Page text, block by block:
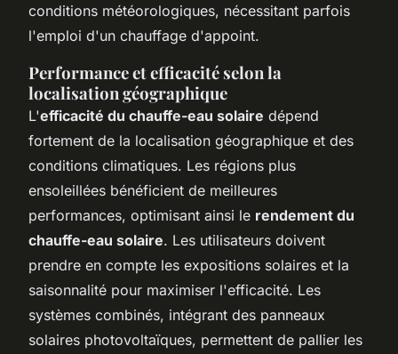
conditions météorologiques, nécessitant parfois
l'emploi d'un chauffage d'appoint.
Performance et efficacité selon la
localisation géographique
L'efficacité du chauffe-eau solaire dépend
fortement de la localisation géographique et des
conditions climatiques. Les régions plus
ensoleillées bénéficient de meilleures
performances, optimisant ainsi le rendement du
chauffe-eau solaire. Les utilisateurs doivent
prendre en compte les expositions solaires et la
saisonnalité pour maximiser l'efficacité. Les
systèmes combinés, intégrant des panneaux
solaires photovoltaïques, permettent de pallier les